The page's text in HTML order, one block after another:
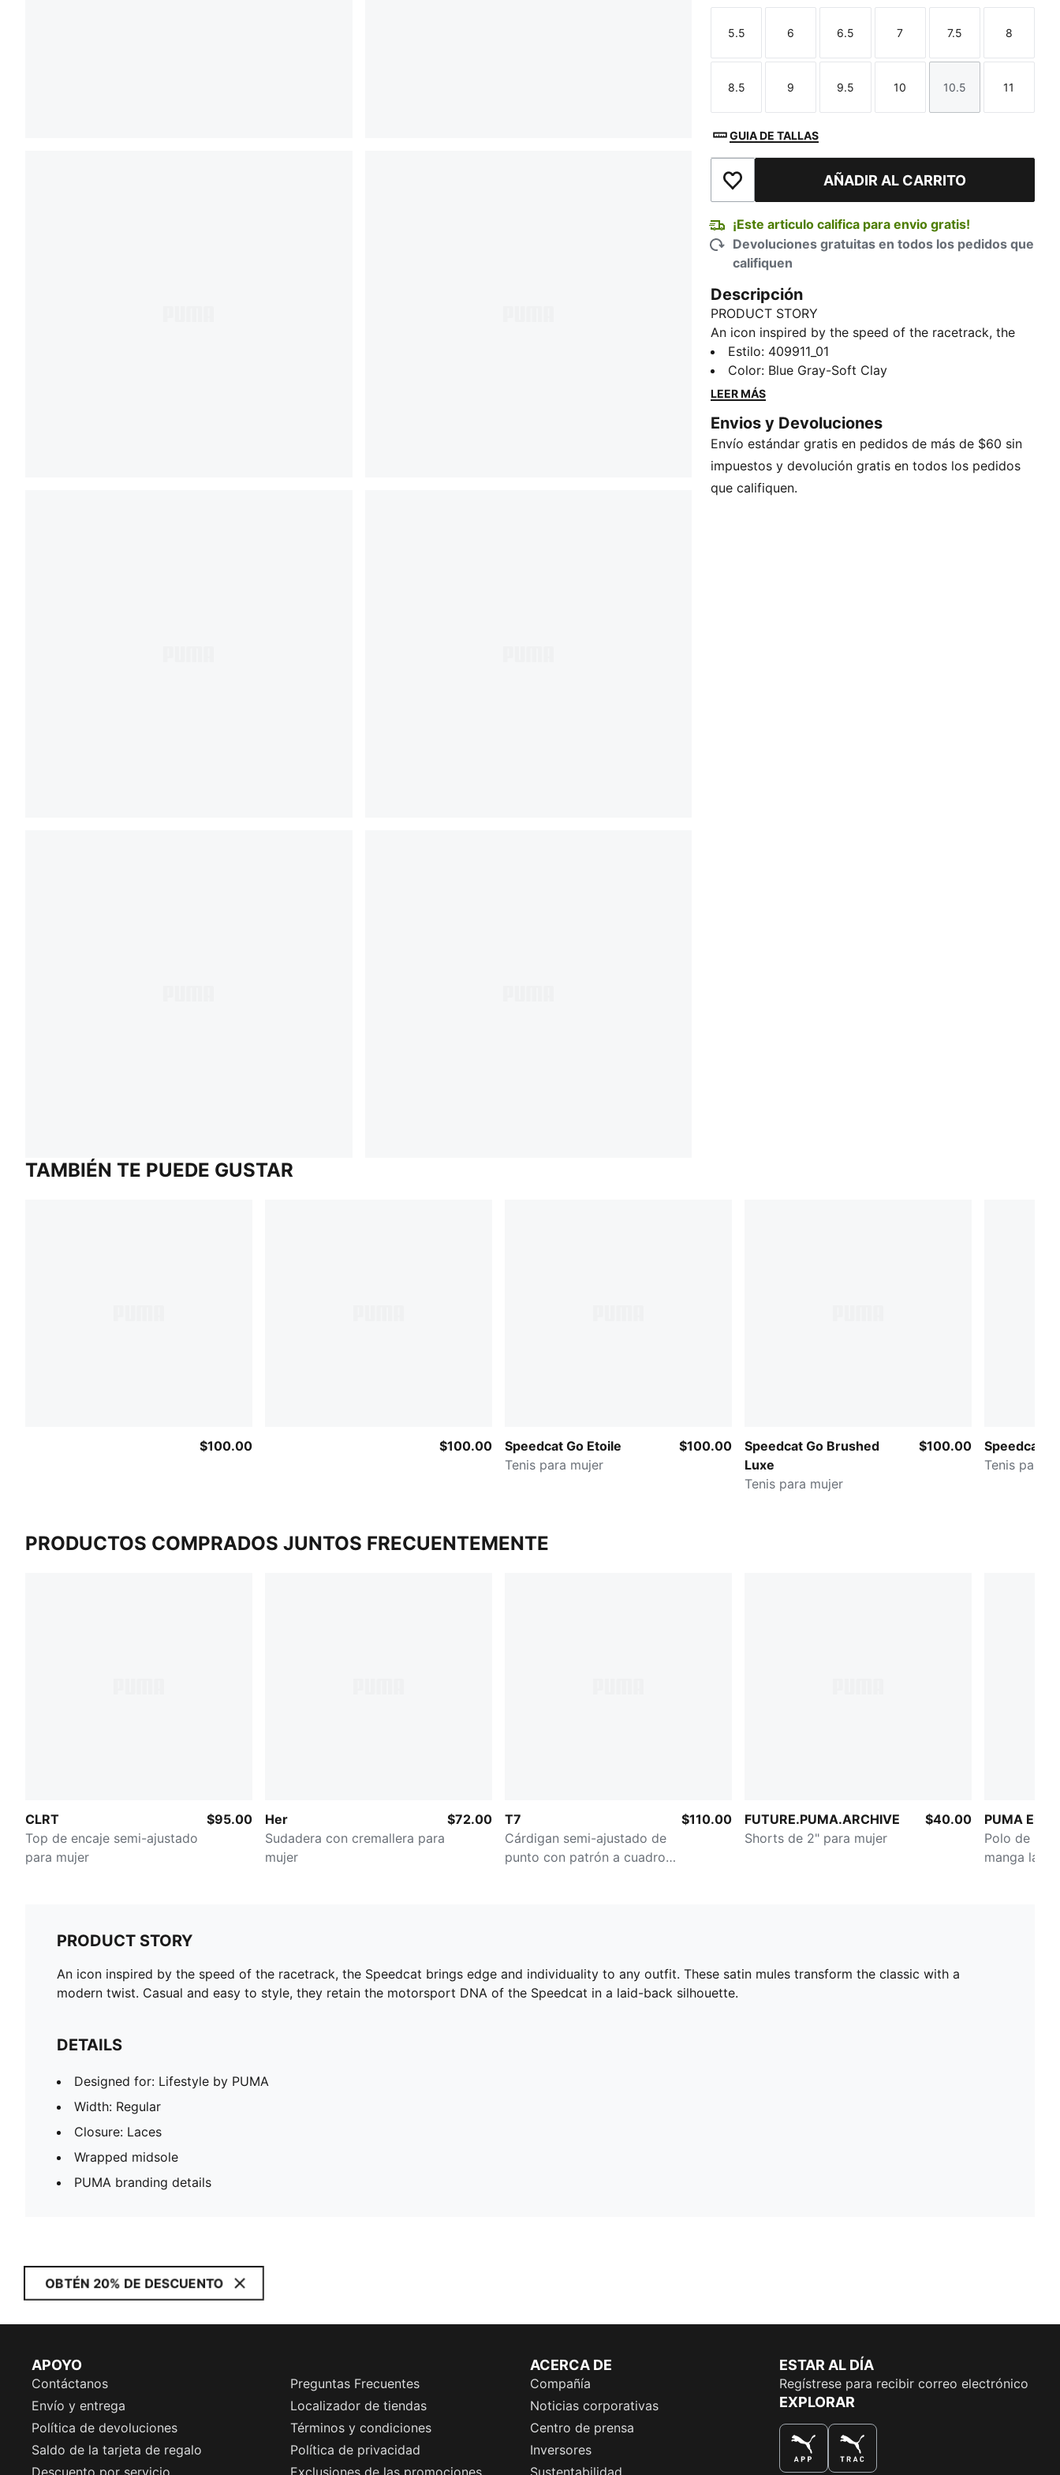
Talla
5.5
Talla
6
Talla
6.5
Talla
7
Talla
7.5
Talla
8
Talla
8.5
Talla
9
Talla
9.5
Talla
10
Talla
10.5
Talla
11
GUIA DE TALLAS
Añadir a la lista de deseosAÑADIR AL CARRITO
¡Este articulo califica para envio gratis!
Devoluciones gratuitas en todos los pedidos que
califiquen
Descripción
PRODUCT STORY
An icon inspired by the speed of the racetrack, the
Speedcat brings edge and individuality to any outfit.
These satin mules transform the classic with a
modern twist. Casual and easy to style, they retain
silhouette.
DETAILS
Designed for: Lifestyle by PUMA
Width: Regular
Estilo: 409911_01
Color: Blue Gray-Soft Clay
LEER MÁS
Envios y Devoluciones
Envío estándar gratis en pedidos de más de $60 sin
impuestos y devolución gratis en todos los pedidos
que califiquen.
TAMBIÉN TE PUEDE GUSTAR
$100.00 $100.00
Speedcat Go Etoile
Tenis para mujer
$100.00
Speedcat Go Brushed
Luxe
Tenis para mujer
$100.00
Speedcat
Tenis para
PRODUCTOS COMPRADOS JUNTOS FRECUENTEMENTE
CLRT
Top de encaje semi-ajustado
para mujer
$95.00
Her
Sudadera con cremallera para
mujer
$72.00
T7
Cárdigan semi-ajustado de
punto con patrón a cuadros
$110.00
FUTURE.PUMA.ARCHIVE
Shorts de 2" para mujer
$40.00
PUMA
Polo de
manga
PRODUCT STORY
An icon inspired by the speed of the racetrack, the Speedcat brings edge and individuality to any outfit. These satin mules transform the classic with a
modern twist. Casual and easy to style, they retain the motorsport DNA of the Speedcat in a laid-back silhouette.
DETAILS
Designed for: Lifestyle by PUMA
Width: Regular
Closure: Laces
Wrapped midsole
PUMA branding details
OBTÉN 20% DE DESCUENTO
APOYO
Contáctanos
Preguntas Frecuentes
Envío y entrega
Localizador de tiendas
Política de devoluciones
Términos y condiciones
Saldo de la tarjeta de regalo
Política de privacidad
Descuento por servicio
Exclusiones de las promociones
ACERCA DE
Compañía
Noticias corporativas
Centro de prensa
Inversores
Sustentabilidad
ESTAR AL DÍA
Regístrese para recibir correo electrónico
EXPLORAR